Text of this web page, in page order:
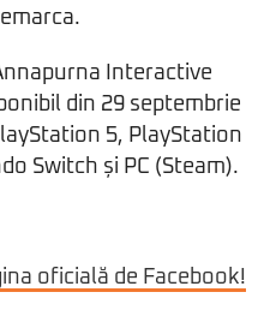
Interactive
din 29 septembrie
5, PlayStation
Switch și PC (Steam).
oficială de Facebook!